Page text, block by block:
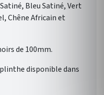
Bleu Satiné, Vert
Chêne Africain et
de 100mm.
disponible dans